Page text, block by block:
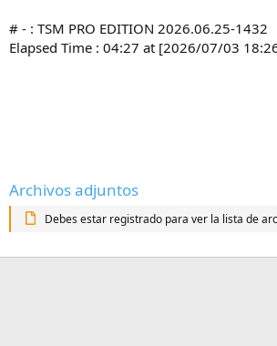
# - : TSM PRO EDITION 2026.06.25-1432
Elapsed Time : 04:27 at [2026/07/03
Archivos adjuntos
Debes estar registrado para ver la lista de